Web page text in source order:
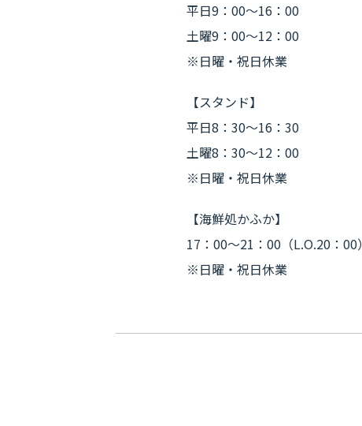
平日9：00～16：00
土曜9：00～12：00
※日曜・祝日休業
【スタンド】
平日8：30～16：30
土曜8：30～12：00
※日曜・祝日休業
【海鮮処かふか】
17：00～21：00（L.O.20：00）
※日曜・祝日休業